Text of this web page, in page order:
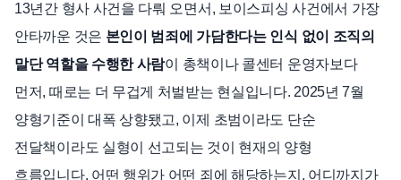
13년간 형사 사건을 다뤄 오면서, 보이스피싱 사건에서 가장
안타까운 것은 본인이 범죄에 가담한다는 인식 없이 조직의
말단 역할을 수행한 사람이 총책이나 콜센터 운영자보다
먼저, 때로는 더 무겁게 처벌받는 현실입니다. 2025년 7월
양형기준이 대폭 상향됐고, 이제 초범이라도 단순
전달책이라도 실형이 선고되는 것이 현재의 양형
흐름입니다. 어떤 행위가 어떤 죄에 해당하는지, 어디까지가